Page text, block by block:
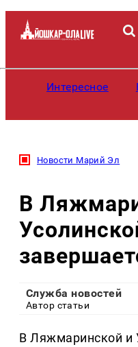
Интересное
Новости Марий Эл
В
Служба новостей
Автор статьи
В Ляжмаринской и